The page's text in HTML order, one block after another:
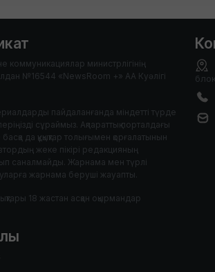
коммуникациялар министрлігінің
№16544 «NewsRoom +» АА Куәлігі
пайдаланғанда міндетті түрде
сұраймыз. Ақпараттық порталдағы
да құқықтар толығымен қорғалатынын
жеке пікірі редакцияның
саналмайды. Жарнама мен түрлі
жарнама беруші жауапты.
18 жастан асқан оқырмандар